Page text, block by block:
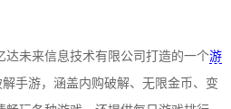
达未来信息技术有限公司打造的一个游
手游，涵盖内购破解、无限金币、变